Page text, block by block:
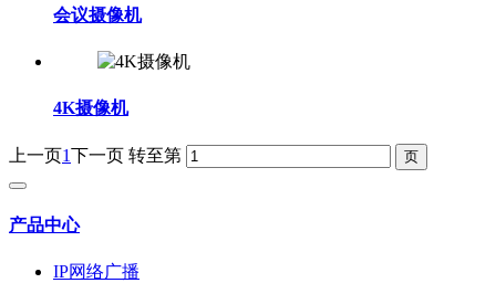
会议摄像机
4K摄像机
上一页1下一页 转至第
产品中心
IP网络广播